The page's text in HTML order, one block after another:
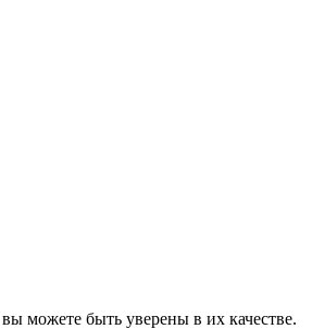
можете быть уверены в их качестве.